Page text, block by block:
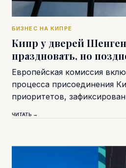
БИЗНЕС НА КИПРЕ
Кипр у дверей
праздновать, но
Европейская комиссия
процесса присоединения
приоритетов,
ЧИТАТЬ →